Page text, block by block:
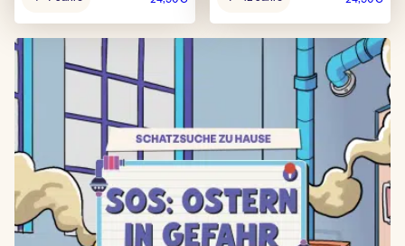
Spiel:
Spiel: